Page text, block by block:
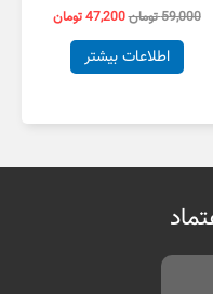
59,000تومان47,200تومان
اطلاعات بیشتر